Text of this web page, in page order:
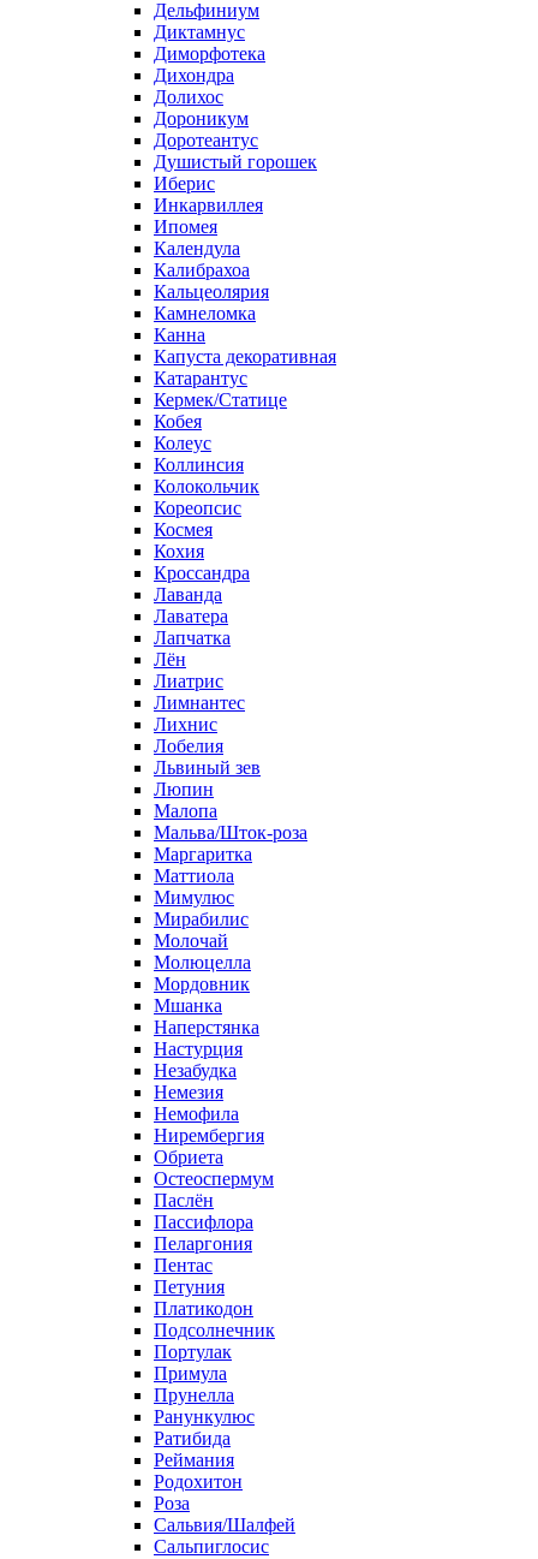
Дельфиниум
Диктамнус
Диморфотека
Дихондра
Долихос
Дороникум
Доротеантус
Душистый горошек
Иберис
Инкарвиллея
Ипомея
Календула
Калибрахоа
Кальцеолярия
Камнеломка
Канна
Капуста декоративная
Катарантус
Кермек/Статице
Кобея
Колеус
Коллинсия
Колокольчик
Кореопсис
Космея
Кохия
Кроссандра
Лаванда
Лаватера
Лапчатка
Лён
Лиатрис
Лимнантес
Лихнис
Лобелия
Львиный зев
Люпин
Малопа
Мальва/Шток-роза
Маргаритка
Маттиола
Мимулюс
Мирабилис
Молочай
Молюцелла
Мордовник
Мшанка
Наперстянка
Настурция
Незабудка
Немезия
Немофила
Нирембергия
Обриета
Остеоспермум
Паслён
Пассифлора
Пеларгония
Пентас
Петуния
Платикодон
Подсолнечник
Портулак
Примула
Прунелла
Ранункулюс
Ратибида
Реймания
Родохитон
Роза
Сальвия/Шалфей
Сальпиглосис